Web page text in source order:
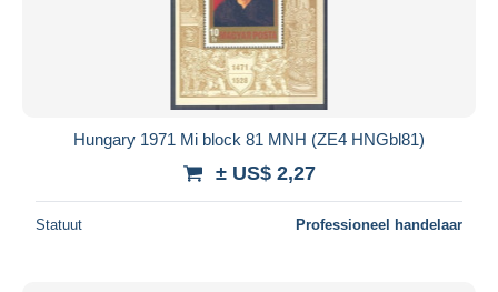
Hungary 1971 Mi block 81 MNH (ZE4 HNGbl81)
± US$ 2,27
Statuut Professioneel handelaar